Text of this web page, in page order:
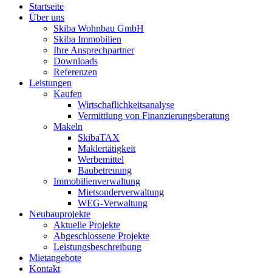
Startseite
Über uns
Skiba Wohnbau GmbH
Skiba Immobilien
Ihre Ansprechpartner
Downloads
Referenzen
Leistungen
Kaufen
Wirtschaflichkeitsanalyse
Vermittlung von Finanzierungsberatung
Makeln
SkibaTAX
Maklertätigkeit
Werbemittel
Baubetreuung
Immobilienverwaltung
Mietsonderverwaltung
WEG-Verwaltung
Neubauprojekte
Aktuelle Projekte
Abgeschlossene Projekte
Leistungsbeschreibung
Mietangebote
Kontakt